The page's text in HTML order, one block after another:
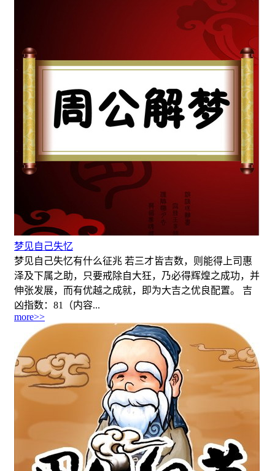
梦见自己失忆
梦见自己失忆有什么征兆 若三才皆吉数，则能得上司惠
泽及下属之助，只要戒除自大狂，乃必得辉煌之成功，并
伸张发展，而有优越之成就，即为大吉之优良配置。 吉
凶指数：81（内容...
more>>